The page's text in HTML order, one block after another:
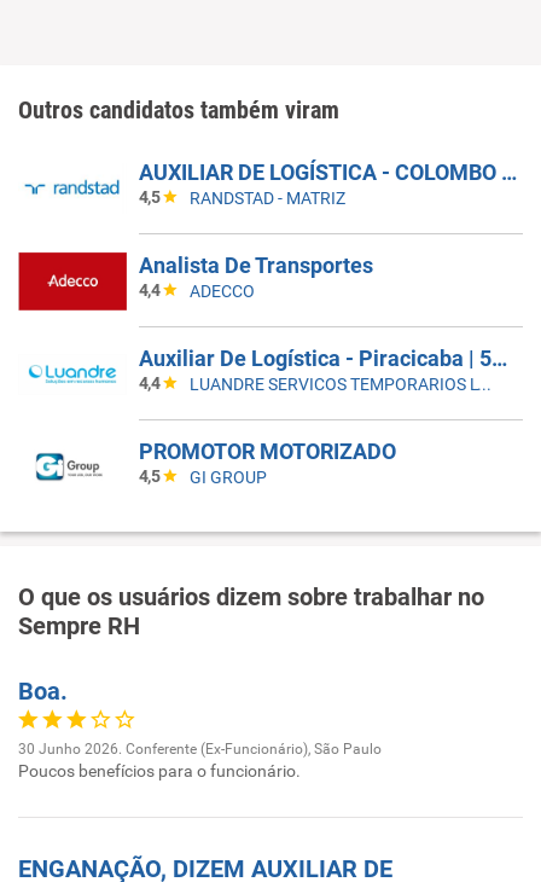
Outros candidatos também viram
AUXILIAR DE LOGÍSTICA - COLOMBO - PR
4,5 RANDSTAD - MATRIZ
Analista De Transportes
4,4 ADECCO
Auxiliar De Logística - Piracicaba | 5X2 -21H30 Às 06H25
4,4 LUANDRE SERVICOS TEMPORARIOS LTDA. (C-I)
PROMOTOR MOTORIZADO
4,5 GI GROUP
O que os usuários dizem sobre trabalhar no
Sempre RH
Boa.
30 Junho 2026. Conferente (Ex-Funcionário), São Paulo
Poucos benefícios para o funcionário.
ENGANAÇÃO, DIZEM AUXILIAR DE